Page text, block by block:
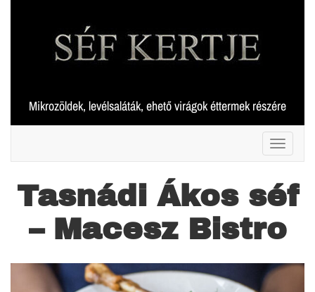
Mikrozöldek, levélsaláták, ehető virágok éttermek részére
Toggle
Tasnádi Ákos séf
– Macesz Bistro